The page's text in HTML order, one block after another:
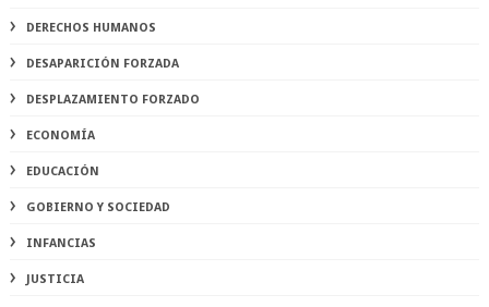
DERECHOS HUMANOS
DESAPARICIÓN FORZADA
DESPLAZAMIENTO FORZADO
ECONOMÍA
EDUCACIÓN
GOBIERNO Y SOCIEDAD
INFANCIAS
JUSTICIA